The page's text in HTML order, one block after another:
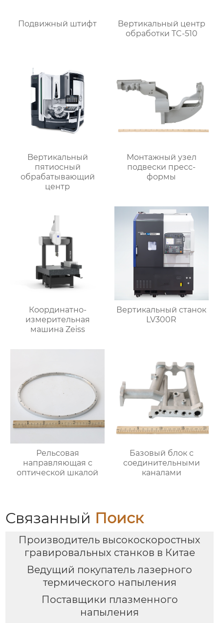
Подвижный штифт
Bертикальный центр
обработки TC-510
Bертикальный
пятиосный
обрабатывающий
центр
Монтажный узел
подвески пресс-
формы
Координатно-
измерительная
машина Zeiss
Вертикальный станок
LV300R
Рельсовая
направляющая с
оптической шкалой
Базовый блок с
соединительными
каналами
Связанный Поиск
Производитель высокоскоростных
гравировальных станков в Китае
Ведущий покупатель лазерного
термического напыления
Поставщики плазменного
напыления